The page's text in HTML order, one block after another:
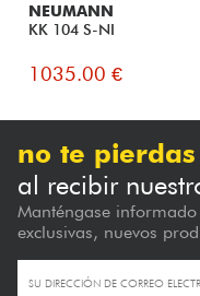
NEUMANN
KK 104 S-NI
1035.00 €
no te
al recibir
Manténgase
exclusivas, nuevos